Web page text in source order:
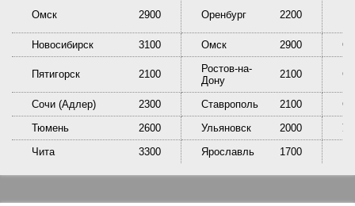
Омск 2900 Оренбург 2200
Новосибирск 3100 Омск 2900
Пятигорск 2100
Ростов-на-
Дону
2100
Сочи (Адлер) 2300 Ставрополь 2100
Тюмень
2600 Ульяновск 2000
Чита
3300 Ярославль 1700